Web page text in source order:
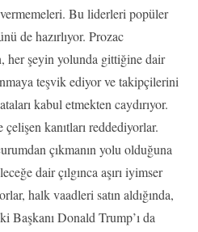
Bu liderleri popüler
de hazırlıyor. Prozac
her şeyin yolunda gittiğine dair
teşvik ediyor ve takipçilerini
kabul etmekten caydırıyor.
kanıtları reddediyorlar.
çıkmanın yolu olduğuna
dair çılgınca aşırı iyimser
halk vaadleri satın aldığında,
Başkanı Donald Trump’ı da